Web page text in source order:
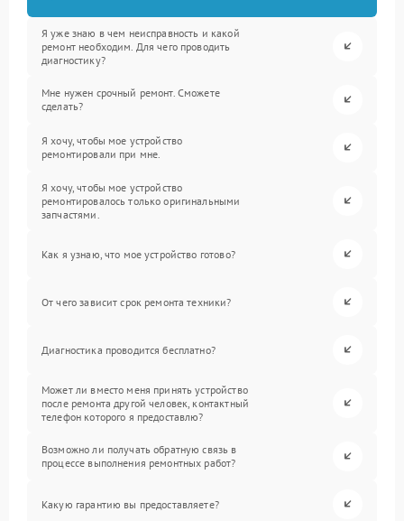
Я уже знаю в чем неисправность и какой
ремонт необходим. Для чего проводить
диагностику?
Мне нужен срочный ремонт. Сможете
сделать?
Я хочу, чтобы мое устройство
ремонтировали при мне.
Я хочу, чтобы мое устройство
ремонтировалось только оригинальными
запчастями.
Как я узнаю, что мое устройство готово?
От чего зависит срок ремонта техники?
Диагностика проводится бесплатно?
Может ли вместо меня принять устройство
после ремонта другой человек, контактный
телефон которого я предоставлю?
Возможно ли получать обратную связь в
процессе выполнения ремонтных работ?
Какую гарантию вы предоставляете?